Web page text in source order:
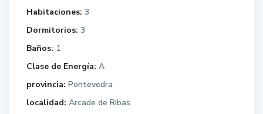
Habitaciones: 3
Dormitorios: 3
Baños: 1
Clase de Energía: A
provincia: Pontevedra
localidad: Arcade de Ribas